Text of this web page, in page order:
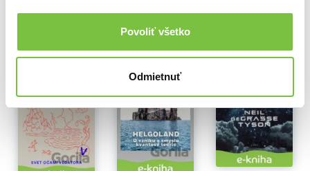
Povoliť všetko
Odmietnuť